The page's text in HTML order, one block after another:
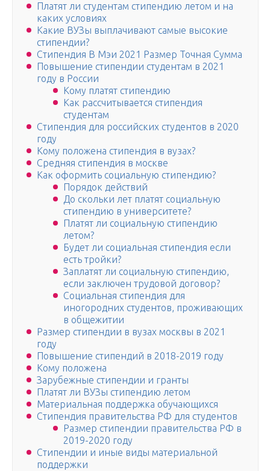
Платят ли студентам стипендию летом и на
каких условиях
Какие ВУЗы выплачивают самые высокие
стипендии?
Стипендия В Мэи 2021 Размер Точная Сумма
Повышение стипендии студентам в 2021
году в России
Кому платят стипендию
Как рассчитывается стипендия
студентам
Стипендия для российских студентов в 2020
году
Кому положена стипендия в вузах?
Средняя стипендия в москве
Как оформить социальную стипендию?
Порядок действий
До скольки лет платят социальную
стипендию в университете?
Платят ли социальную стипендию
летом?
Будет ли социальная стипендия если
есть тройки?
Заплатят ли социальную стипендию,
если заключен трудовой договор?
Социальная стипендия для
иногородних студентов, проживающих
в общежитии
Размер стипендии в вузах москвы в 2021
году
Повышение стипендий в 2018-2019 году
Кому положена
Зарубежные стипендии и гранты
Платят ли ВУЗы стипендию летом
Материальная поддержка обучающихся
Стипендия правительства РФ для студентов
Размер стипендии правительства РФ в
2019-2020 году
Стипендии и иные виды материальной
поддержки